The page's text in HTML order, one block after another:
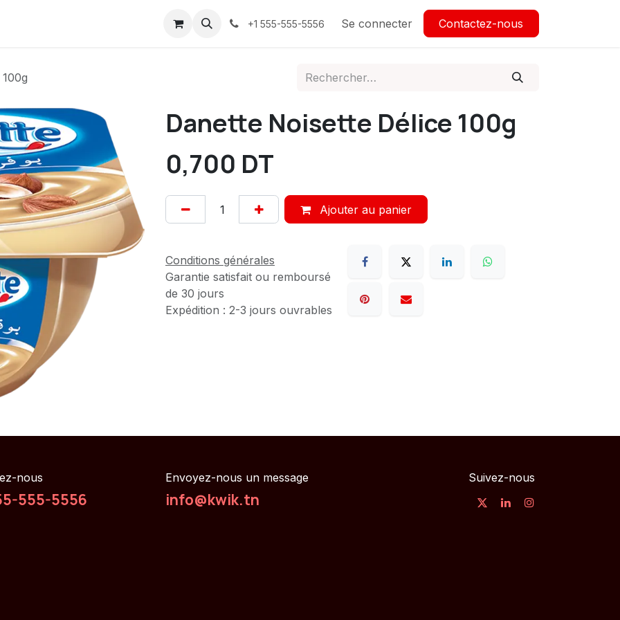
Contactez-nous Confidentialité+1 555-555-5556 Se connecter Contactez-nous
Danette Noisette Délice 100g
0,700 DT
Ajouter au panier
Conditions générales
Garantie satisfait ou remboursé
de 30 jours
Expédition : 2-3 jours ouvrables
nous
555-5556
Envoyez-nous un message
info@kwik.tn
Suivez-nous